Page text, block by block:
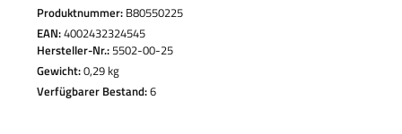
Produktnummer: B80550225
EAN:4002432324545
Hersteller-Nr.:5502-00-25
Gewicht:0,29 kg
Verfügbarer Bestand:6